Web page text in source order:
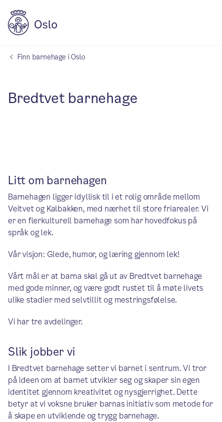
Finn barnehage i Oslo
Bredtvet barnehage
Litt om barnehagen
Barnehagen ligger idyllisk til i et rolig område mellom
Veitvet og Kalbakken, med nærhet til store friarealer. Vi
er en flerkulturell barnehage som har hovedfokus på
språk og lek.
Vår visjon: Glede, humor, og læring gjennom lek!
Vårt mål er at barna skal gå ut av Bredtvet barnehage
med gode minner, og være godt rustet til å møte livets
ulike stadier med selvtillit og mestringsfølelse.
Vi har tre avdelinger.
Slik jobber vi
I Bredtvet barnehage setter vi barnet i sentrum. Vi tror
på ideen om at barnet utvikler seg og skaper sin egen
identitet gjennom kreativitet og nysgjerrighet. Dette
betyr at vi voksne bruker barnas initiativ som metode for
å skape en utviklende og trygg barnehage.